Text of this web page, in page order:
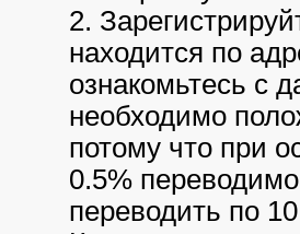
2.
находится по
ознакомьтесь с
необходимо
потому что при
0.5%
переводить по